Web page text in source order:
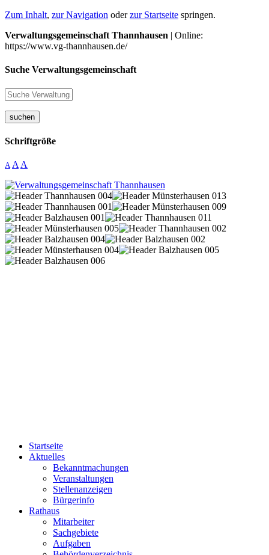
Zum Inhalt, zur Navigation oderzur Startseite springen.
Verwaltungsgemeinschaft Thannhausen | Online:
https://www.vg-thannhausen.de/
Suche Verwaltungsgemeinschaft
suchen
Schriftgröße
A A A
Startseite
Aktuelles
Bekanntmachungen
Veranstaltungen
Stellenanzeigen
Bürgerinfo
Rathaus
Mitarbeiter
Sachgebiete
Aufgaben